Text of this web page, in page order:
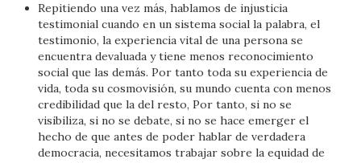
Repitiendo una vez más, hablamos de injusticia
testimonial cuando en un sistema social la palabra, el
testimonio, la experiencia vital de una persona se
encuentra devaluada y tiene menos reconocimiento
social que las demás. Por tanto toda su experiencia de
vida, toda su cosmovisión, su mundo cuenta con menos
credibilidad que la del resto, Por tanto, si no se
visibiliza, si no se debate, si no se hace emerger el
hecho de que antes de poder hablar de verdadera
democracia, necesitamos trabajar sobre la equidad de